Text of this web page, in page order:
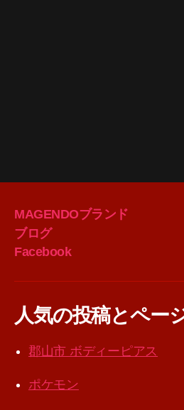
MAGENDOブランド
ブログ
Facebook
人気の投稿とペー
郡山市 ボディーピアス
ポケモン